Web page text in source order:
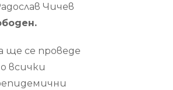
Чичев
ще се проведе
всички